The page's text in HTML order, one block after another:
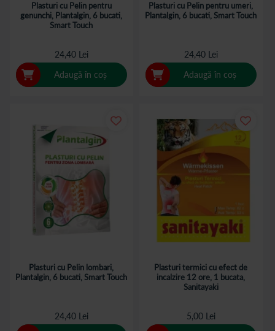
Plasturi cu Pelin pentru
genunchi, Plantalgin, 6 bucati,
Smart Touch
24,40 Lei
Adaugă în coș
Plasturi cu Pelin pentru umeri,
Plantalgin, 6 bucati, Smart Touch
24,40 Lei
Adaugă în coș
Plasturi cu Pelin lombari,
Plantalgin, 6 bucati, Smart Touch
24,40 Lei
Plasturi termici cu efect de
incalzire 12 ore, 1 bucata,
Sanitayaki
5,00 Lei